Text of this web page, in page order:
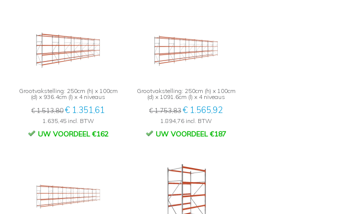
Grootvakstelling: 250cm (h) x 100cm
(d) x 936.4cm (l) x 4 niveaus
€ 1.513,80€ 1.351,61
1.635,45 incl. BTW
UW VOORDEEL €162
Grootvakstelling: 250cm (h) x 100cm
(d) x 1091.6cm (l) x 4 niveaus
€ 1.753,83€ 1.565,92
1.894,76 incl. BTW
UW VOORDEEL €187